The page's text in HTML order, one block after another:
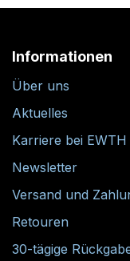
Informationen
Über uns
Aktuelles
Karriere bei EWTH
Newsletter
Versand und
Retouren
30-tägige